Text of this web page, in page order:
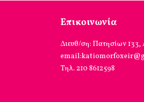
Επικοινωνία
Διευθ/ση: Πατησίων
Τηλ. 210 8612598